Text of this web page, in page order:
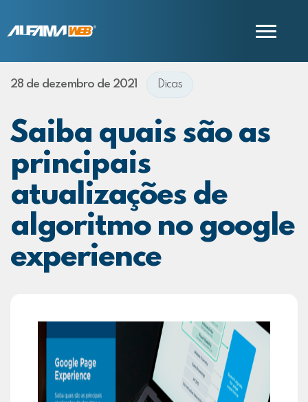
COMERCIAL
SUPORTE
28 de dezembro de 2021 Dicas
Saiba quais são as
principais
atualizações de
algoritmo no google
experience